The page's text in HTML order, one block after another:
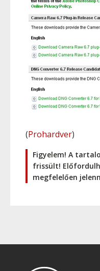
(Prohardver)
Figyelem! A
frissült!
megfelelően